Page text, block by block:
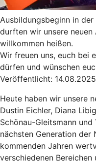
Ausbildungsbeginn in
durften wir unsere neuen
willkommen heißen.
Wir freuen uns, euch bei
dürfen und wünschen
Veröffentlicht: 14.08.2025
Heute haben wir unsere
Dustin Eichler, Diana
Schönau-Gleitsmann
nächsten Generation der
kommenden Jahren
verschiedenen Bereichen